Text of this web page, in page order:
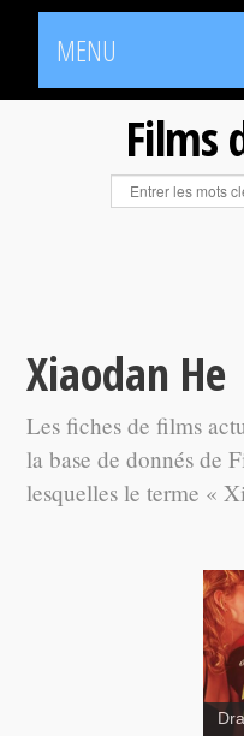
MENU
Films
Xiaodan He
Les fiches de films
la base de donnés de
lesquelles le terme «